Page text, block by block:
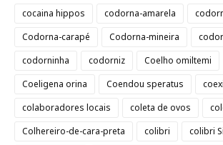
cocaina hippos codorna-amarela
Codorna-carapé
Codorna-mineira
codorninha
codorniz
Coelho omiltemi
Coeligena orina
Coendou speratus
colaboradores locais
coleta de ovos
Colhereiro-de-cara-preta
colibri
colibri